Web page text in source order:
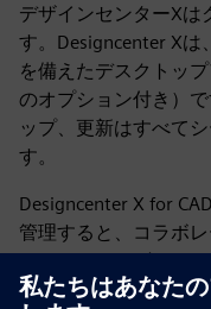
デザインセンターXは
す。Designcenter Xは
を備えたデスクトッ
のオプション付き）
ップ、更新はすべて
す。
Designcenter X for
管理すると、コラボ
ス、スケーラビリテ
管理の向上、自動更